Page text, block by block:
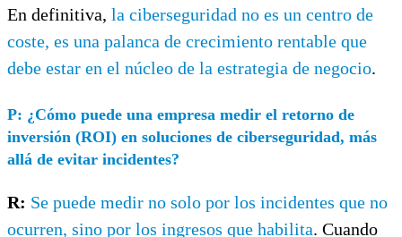
En definitiva, la ciberseguridad no es un centro de
coste, es una palanca de crecimiento rentable que
debe estar en el núcleo de la estrategia de negocio.
P: ¿Cómo puede una empresa medir el retorno de
inversión (ROI) en soluciones de ciberseguridad, más
allá de evitar incidentes?
R: Se puede medir no solo por los incidentes que no
ocurren, sino por los ingresos que habilita. Cuando